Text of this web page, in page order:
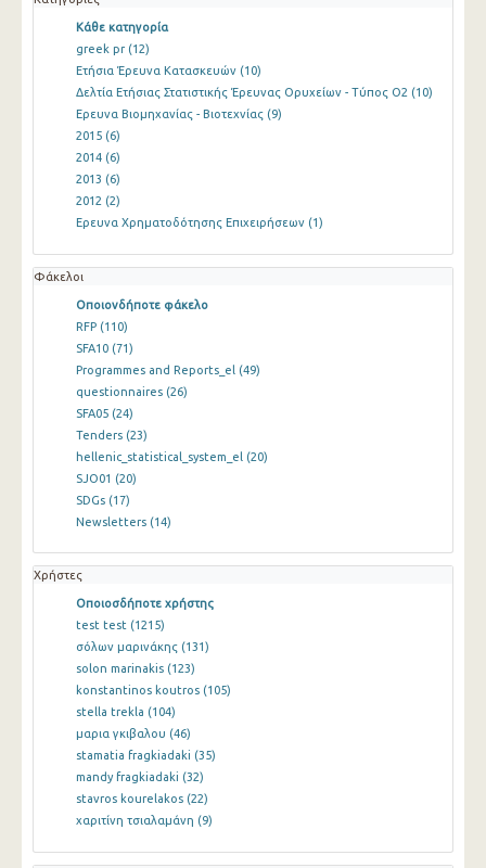
Κάθε κατηγορία
greek pr (12)
Ετήσια Έρευνα Κατασκευών (10)
Δελτία Ετήσιας Στατιστικής Έρευνας Ορυχείων - Τύπος Ο2 (10)
Ερευνα Βιομηχανίας - Βιοτεχνίας (9)
2015 (6)
2014 (6)
2013 (6)
2012 (2)
Ερευνα Χρηματοδότησης Επιχειρήσεων (1)
Φάκελοι
Οποιονδήποτε φάκελο
RFP (110)
SFA10 (71)
Programmes and Reports_el (49)
questionnaires (26)
SFA05 (24)
Tenders (23)
hellenic_statistical_system_el (20)
SJO01 (20)
SDGs (17)
Newsletters (14)
Χρήστες
Οποιοσδήποτε χρήστης
test test (1215)
σόλων μαρινάκης (131)
solon marinakis (123)
konstantinos koutros (105)
stella trekla (104)
μαρια γκιβαλου (46)
stamatia fragkiadaki (35)
mandy fragkiadaki (32)
stavros kourelakos (22)
χαριτίνη τσιαλαμάνη (9)